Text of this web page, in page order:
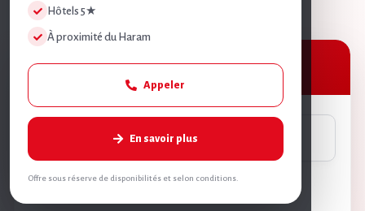
Hôtels 5★
À proximité du Haram
Appeler
En savoir plus
Offre sous réserve de disponibilités et selon conditions.
Réservez votre Omra